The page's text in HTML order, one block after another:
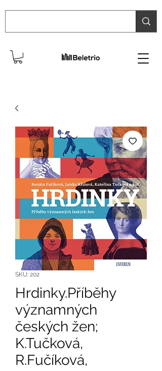
SKU: 202
Hrdinky.Příběhy
významných
českých žen;
K.Tučková,
R.Fučíková,